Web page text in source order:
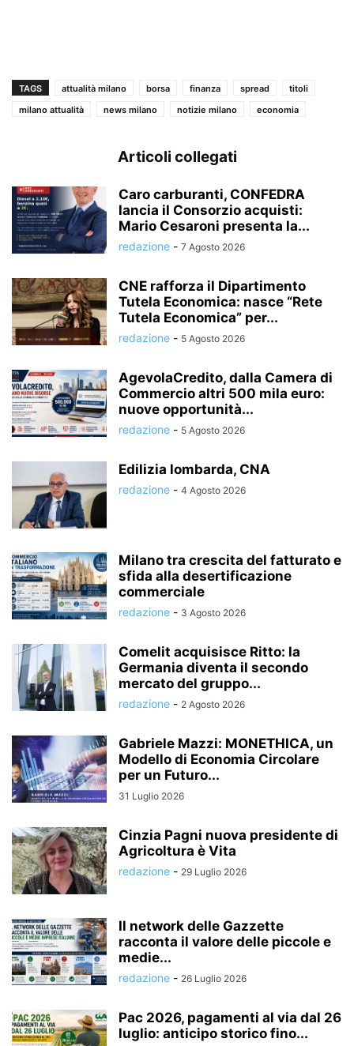
TAGS attualità milano borsa finanza spread
titoli
milano attualità
news milano notizie milano economia
Articoli collegati
Caro carburanti, CONFEDRA
lancia il Consorzio acquisti:
Mario Cesaroni presenta la...
redazione - 7 Agosto 2026
CNE rafforza il Dipartimento
Tutela Economica: nasce “Rete
Tutela Economica” per...
redazione - 5 Agosto 2026
AgevolaCredito, dalla Camera di
Commercio altri 500 mila euro:
nuove opportunità...
redazione - 5 Agosto 2026
Edilizia lombarda, CNA
redazione - 4 Agosto 2026
Milano tra crescita del fatturato e
sfida alla desertificazione
commerciale
redazione - 3 Agosto 2026
Comelit acquisisce Ritto: la
Germania diventa il secondo
mercato del gruppo...
redazione - 2 Agosto 2026
Gabriele Mazzi: MONETHICA, un
Modello di Economia Circolare
per un Futuro...
31 Luglio 2026
Cinzia Pagni nuova presidente di
Agricoltura è Vita
redazione - 29 Luglio 2026
Il network delle Gazzette
racconta il valore delle piccole e
medie...
redazione - 26 Luglio 2026
Pac 2026, pagamenti al via dal 26
luglio: anticipo storico fino...